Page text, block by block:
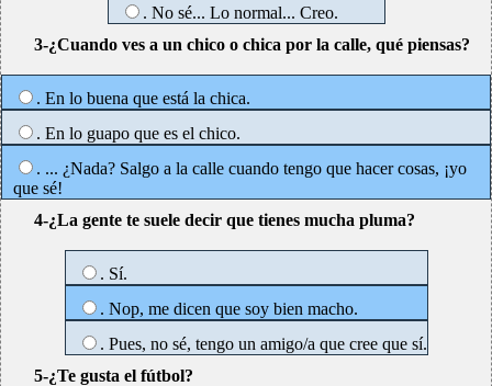
. No sé... Lo normal... Creo.
3-¿Cuando ves a un chico o chica por la calle, qué piensas?
. En lo buena que está la chica.
. En lo guapo que es el chico.
. ... ¿Nada? Salgo a la calle cuando tengo que hacer cosas, ¡yo
que sé!
4-¿La gente te suele decir que tienes mucha pluma?
. Sí.
. Nop, me dicen que soy bien macho.
. Pues, no sé, tengo un amigo/a que cree que sí.
5-¿Te gusta el fútbol?